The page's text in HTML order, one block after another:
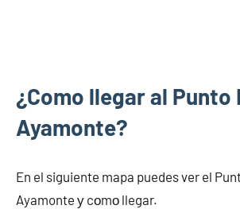
¿Como llegar al Punto
Ayamonte?
En el siguiente mapa puedes ver el
Ayamonte у cοmο llegar.